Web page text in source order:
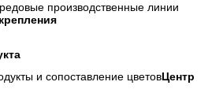
производственные линии
и сопоставление цветовЦентр